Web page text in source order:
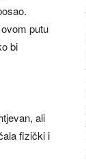
putu
bi
ali
fizički i